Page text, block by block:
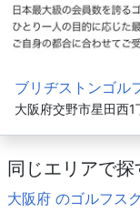
ブリヂストンゴル
大阪府交野市星田西
同じエリアで探
大阪府 のゴルフス